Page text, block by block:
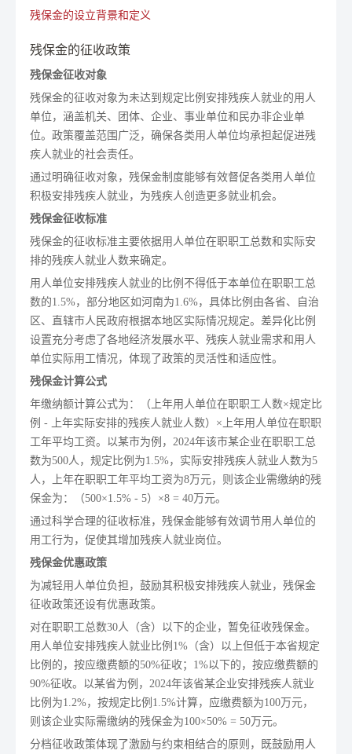
残保金的设立背景和定义
残保金的征收政策
残保金征收对象
残保金的征收对象为未达到规定比例安排残疾人就业的用人
单位，涵盖机关、团体、企业、事业单位和民办非企业单
位。政策覆盖范围广泛，确保各类用人单位均承担起促进残
疾人就业的社会责任。
通过明确征收对象，残保金制度能够有效督促各类用人单位
积极安排残疾人就业，为残疾人创造更多就业机会。
残保金征收标准
残保金的征收标准主要依据用人单位在职职工总数和实际安
排的残疾人就业人数来确定。
用人单位安排残疾人就业的比例不得低于本单位在职职工总
数的1.5%，部分地区如河南为1.6%，具体比例由各省、自治
区、直辖市人民政府根据本地区实际情况规定。差异化比例
设置充分考虑了各地经济发展水平、残疾人就业需求和用人
单位实际用工情况，体现了政策的灵活性和适应性。
残保金计算公式
年缴纳额计算公式为：（上年用人单位在职职工人数×规定比
例 - 上年实际安排的残疾人就业人数）×上年用人单位在职职
工年平均工资。以某市为例，2024年该市某企业在职职工总
数为500人，规定比例为1.5%，实际安排残疾人就业人数为5
人，上年在职职工年平均工资为8万元，则该企业需缴纳的残
保金为：（500×1.5% - 5）×8 = 40万元。
通过科学合理的征收标准，残保金能够有效调节用人单位的
用工行为，促使其增加残疾人就业岗位。
残保金优惠政策
为减轻用人单位负担，鼓励其积极安排残疾人就业，残保金
征收政策还设有优惠政策。
对在职职工总数30人（含）以下的企业，暂免征收残保金。
用人单位安排残疾人就业比例1%（含）以上但低于本省规定
比例的，按应缴费额的50%征收；1%以下的，按应缴费额的
90%征收。以某省为例，2024年该省某企业安排残疾人就业
比例为1.2%，按规定比例1.5%计算，应缴费额为100万元，
则该企业实际需缴纳的残保金为100×50% = 50万元。
分档征收政策体现了激励与约束相结合的原则，既鼓励用人